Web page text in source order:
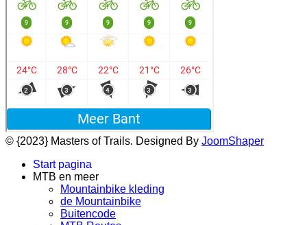
© {2023} Masters of Trails. Designed By JoomShaper
Start pagina
MTB en meer
Mountainbike kleding
de Mountainbike
Buitencode